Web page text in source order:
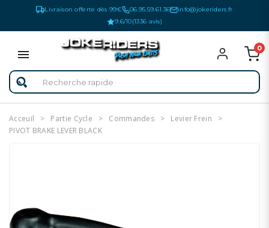
Livraison offerte dès 99€ 06.95.59.61.36
info@jokeriders.fr
9.6/10(1336 avis)
0
Acceuil Partie Cycle Commandes
Levier Frein
PIVOT BRAKE LEVER BLACK